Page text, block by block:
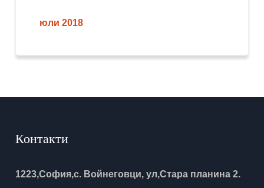
юли 2018
Контакти
1223,София,с. Войнеговци, ул,Стара планина 2.